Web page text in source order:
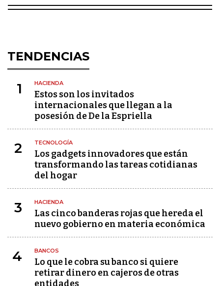
TENDENCIAS
1 HACIENDA
Estos son los invitados
internacionales que llegan a la
posesión de De la Espriella
2 TECNOLOGÍA
Los gadgets innovadores que están
transformando las tareas cotidianas
del hogar
3 HACIENDA
Las cinco banderas rojas que hereda el
nuevo gobierno en materia económica
4 BANCOS
Lo que le cobra su banco si quiere
retirar dinero en cajeros de otras
entidades